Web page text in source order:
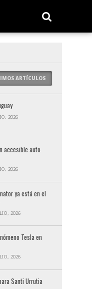
ARTÍCULOS
2026
accesible auto
2026
ya está en el
2026
Tesla en
2026
Santi Urrutia